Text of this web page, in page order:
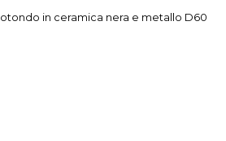
in ceramica nera e metallo D60